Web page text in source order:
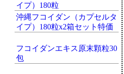
イプ）180粒
沖縄フコイダン（カプセルタ
イプ）180粒x2箱セット特価
フコイダンエキス原末顆粒30
包